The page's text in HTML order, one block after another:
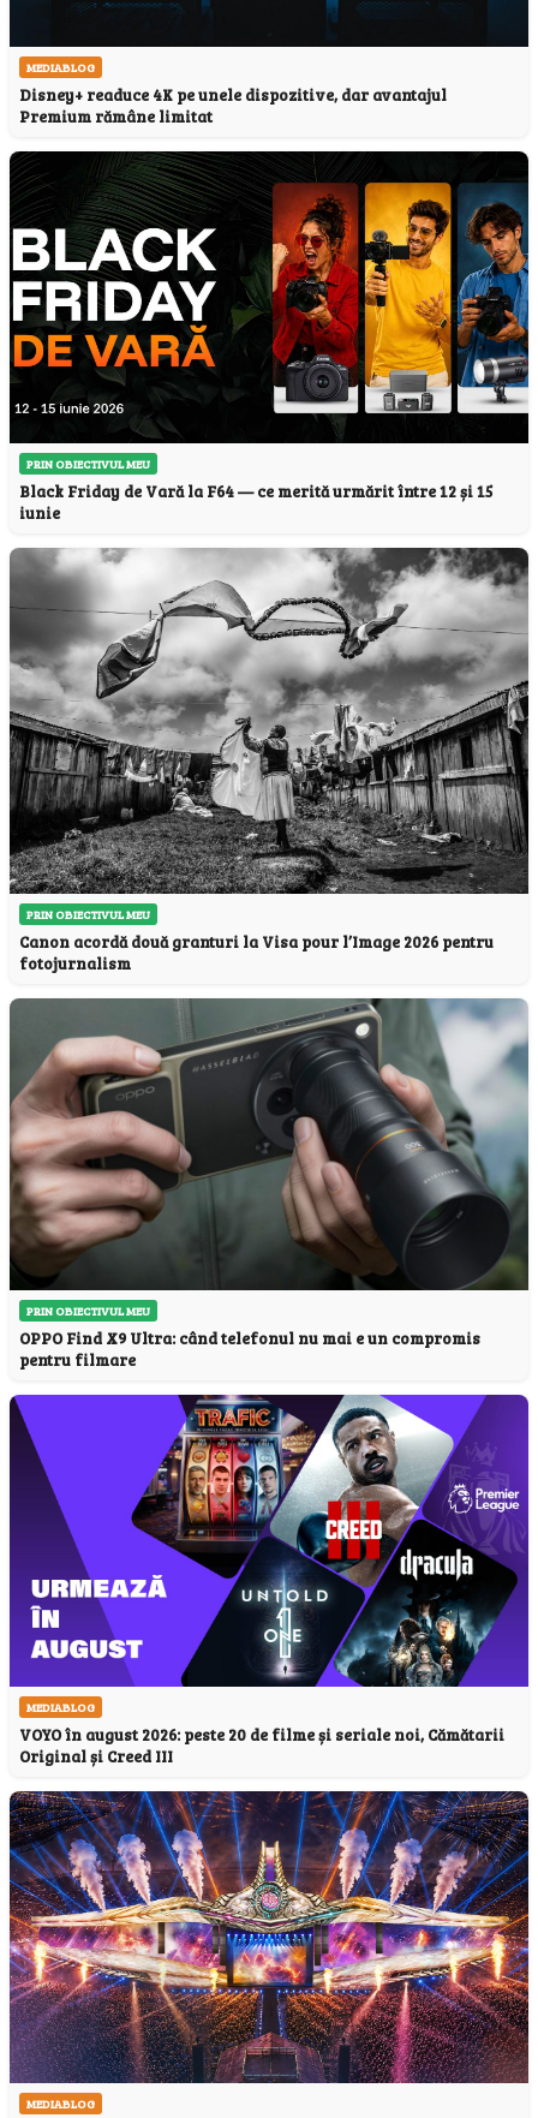
MEDIABLOG
Disney+ readuce 4K pe unele dispozitive, dar avantajul
Premium rămâne limitat
PRIN OBIECTIVUL MEU
Black Friday de Vară la F64 — ce merită urmărit între 12 și 15
iunie
PRIN OBIECTIVUL MEU
Canon acordă două granturi la Visa pour l’Image 2026 pentru
fotojurnalism
PRIN OBIECTIVUL MEU
OPPO Find X9 Ultra: când telefonul nu mai e un compromis
pentru filmare
MEDIABLOG
VOYO în august 2026: peste 20 de filme și seriale noi, Cămătarii
Original și Creed III
MEDIABLOG